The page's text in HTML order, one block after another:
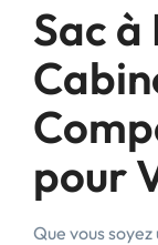
Sac à
pour
Que vous